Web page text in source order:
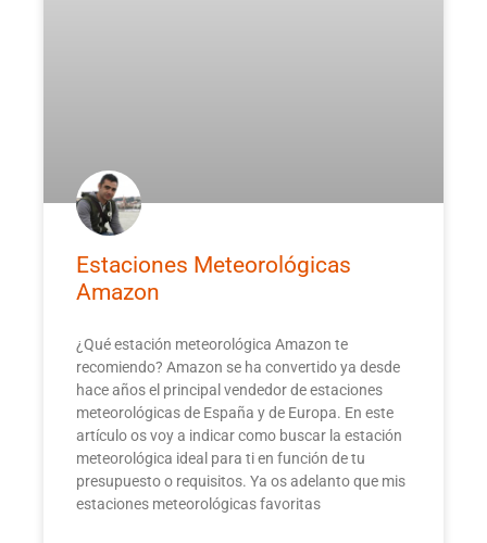
Estaciones Meteorológicas
Amazon
¿Qué estación meteorológica Amazon te
recomiendo? Amazon se ha convertido ya desde
hace años el principal vendedor de estaciones
meteorológicas de España y de Europa. En este
artículo os voy a indicar como buscar la estación
meteorológica ideal para ti en función de tu
presupuesto o requisitos. Ya os adelanto que mis
estaciones meteorológicas favoritas